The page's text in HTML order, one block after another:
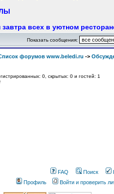
всех в уютном
Показать сообщения:
форумов www.beledi.ru ->
0, скрытых: 0 и гостей: 1
FAQ Поиск
Профиль
Войти и проверить